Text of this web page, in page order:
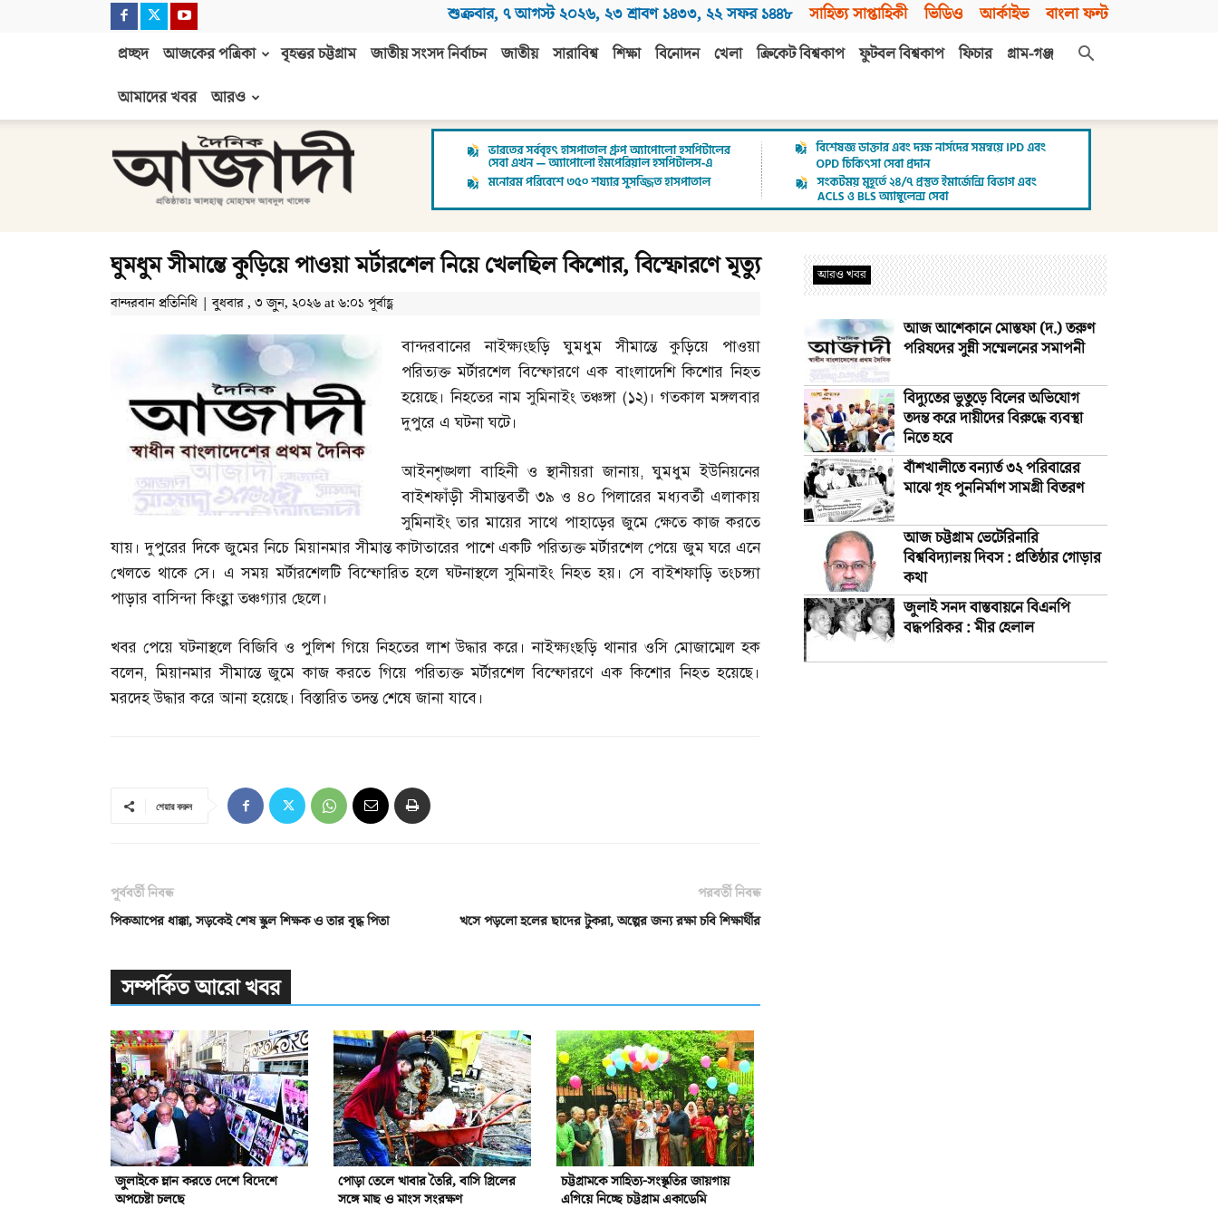
শুক্রবার, ৭ আগস্ট ২০২৬, ২৩ শ্রাবণ ১৪৩৩, ২২ সফর ১৪৪৮ সাহিত্য সাপ্তাহিকী ভিডিও আর্কাইভ বাংলা ফন্ট
প্রচ্ছদ আজকের পত্রিকা বৃহত্তর চট্টগ্রাম জাতীয় সংসদ নির্বাচন জাতীয় সারাবিশ্ব শিক্ষা বিনোদন খেলা ক্রিকেট বিশ্বকাপ ফুটবল বিশ্বকাপ ফিচার
গ্রাম-গঞ্জ
আমাদের খবর
আরও
আজাদী
ঘুমধুম সীমান্তে কুড়িয়ে পাওয়া মর্টারশেল নিয়ে খেলছিল কিশোর, বিস্ফোরণে মৃত্যু
বান্দরবান প্রতিনিধি | বুধবার , ৩ জুন, ২০২৬ at ৬:০১ পূর্বাহ্ণ
বান্দরবানের নাইক্ষ্যংছড়ি ঘুমধুম সীমান্তে কুড়িয়ে পাওয়া
পরিত্যক্ত মর্টারশেল বিস্ফোরণে এক বাংলাদেশি কিশোর নিহত
হয়েছে। নিহতের নাম সুমিনাইং তঞ্চঙ্গা (১২)। গতকাল মঙ্গলবার
দুপুরে এ ঘটনা ঘটে।
আইনশৃঙ্খলা বাহিনী ও স্থানীয়রা জানায়,ঘুমধুম ইউনিয়নের
বাইশফাঁড়ী সীমান্তবর্তী ৩৯ ও ৪০ পিলারের মধ্যবর্তী এলাকায়
সুমিনাইং তার মায়ের সাথে পাহাড়ের জুমে ক্ষেতে কাজ করতে
যায়। দুপুরের দিকে জুমের নিচে মিয়ানমার সীমান্ত কাটাতারের পাশে একটি পরিত্যক্ত মর্টারশেল পেয়ে জুম ঘরে এনে
খেলতে থাকে সে। এ সময় মর্টারশেলটি বিস্ফোরিত হলে ঘটনাস্থলে সুমিনাইং নিহত হয়। সে বাইশফাড়ি তংচঙ্গ্যা
পাড়ার বাসিন্দা কিংহ্লা তঞ্চগ্যার ছেলে।
খবর পেয়ে ঘটনাস্থলে বিজিবি ও পুলিশ গিয়ে নিহতের লাশ উদ্ধার করে। নাইক্ষ্যংছড়ি থানার ওসি মোজাম্মেল হক
বলেন,মিয়ানমার সীমান্তে জুমে কাজ করতে গিয়ে পরিত্যক্ত মর্টারশেল বিস্ফোরণে এক কিশোর নিহত হয়েছে।
মরদেহ উদ্ধার করে আনা হয়েছে। বিস্তারিত তদন্ত শেষে জানা যাবে।
শেয়ার করুন
পূর্ববর্তী নিবন্ধ
পিকআপের ধাক্কা, সড়কেই শেষ স্কুল শিক্ষক ও তার বৃদ্ধ পিতা
পরবর্তী নিবন্ধ
খসে পড়লো হলের ছাদের টুকরা, অল্পের জন্য রক্ষা চবি শিক্ষার্থীর
সম্পর্কিত আরো খবর
জুলাইকে ম্লান করতে দেশে বিদেশে
অপচেষ্টা চলছে
পোড়া তেলে খাবার তৈরি, বাসি গ্রিলের
সঙ্গে মাছ ও মাংস সংরক্ষণ
চট্টগ্রামকে সাহিত্য-সংস্কৃতির জায়গায়
এগিয়ে নিচ্ছে চট্টগ্রাম একাডেমি
আরও খবর
আজ আশেকানে মোস্তফা (দ.) তরুণ
পরিষদের সুন্নী সম্মেলনের সমাপনী
বিদ্যুতের ভুতুড়ে বিলের অভিযোগ
তদন্ত করে দায়ীদের বিরুদ্ধে ব্যবস্থা
নিতে হবে
বাঁশখালীতে বন্যার্ত ৩২ পরিবারের
মাঝে গৃহ পুননির্মাণ সামগ্রী বিতরণ
আজ চট্টগ্রাম ভেটেরিনারি
বিশ্ববিদ্যালয় দিবস : প্রতিষ্ঠার গোড়ার
কথা
জুলাই সনদ বাস্তবায়নে বিএনপি
বদ্ধপরিকর : মীর হেলাল